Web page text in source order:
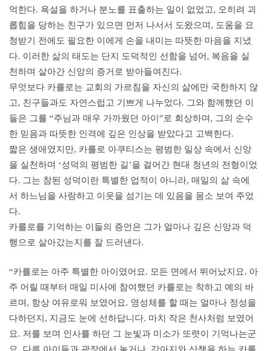
억한다. 욕설을 하거나 분노를 표출하는 일이 없었고, 오히려 괴
롭힘을 당하는 친구가 있으면 먼저 나서서 도왔으며, 도움을 요
청받기 전에도 필요한 이에게 손을 내미는 따뜻한 마음을 지녔
다. 이러한 삶의 태도는 단지 도덕적인 선함을 넘어, 복음을 실
천하며 살아간 신앙의 증거로 받아들여진다.
무엇보다 카를로는 교회의 가르침을 자신의 삶에만 국한하지 않
고, 친구들과도 자연스럽고 기쁘게 나누었다. 그와 함께했던 이
들은 그를 “주님과 매우 가까웠던 아이”로 회상하며, 그의 순수
한 믿음과 따뜻한 인격에 깊은 인상을 받았다고 고백한다.
짧은 생애였지만, 카를로 아쿠티스는 평범한 일상 속에서 신앙
을 실천하며 ‘성덕의 평범한 길’을 걸어간 현대 청년의 전형이었
다. 그는 참된 성덕이란 특별한 업적이 아니라, 매일의 삶 속에
서 하느님을 사랑하고 이웃을 섬기는 데 있음을 몸소 보여 주었
다.
카를로를 기억하는 이들의 증언은 그가 얼마나 깊은 신앙과 덕
행으로 살아갔는지를 잘 드러낸다.
“카를로는 아주 특별한 아이였어요. 모든 면에서 뛰어났지요. 아
주 어릴 때부터 매일 미사에 참여했던 카를로는 착하고 예의 바
르며, 항상 여유로워 보였어요. 영성체를 할 때는 얼마나 정성을
다하던지, 지금도 눈에 선하답니다. 마치 작은 천사처럼 보였어
요. 저를 보며 인사를 하던 그 눈빛과 미소가 또렷이 기억나는군